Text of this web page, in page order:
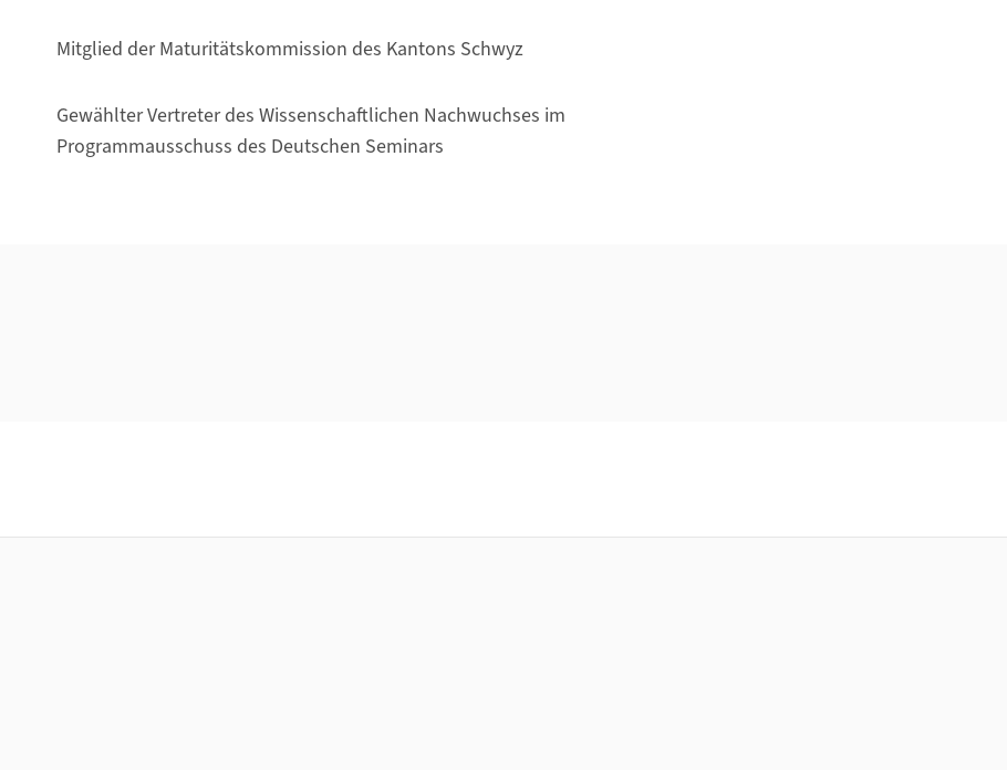
Mitglied der Maturitätskommission des Kantons Schwyz
Gewählter Vertreter des Wissenschaftlichen Nachwuchses im
Programmausschuss des Deutschen Seminars